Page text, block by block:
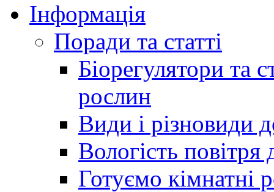
Інформація
Поради та статті
Біорегулятори та
рослин
Види і різновиди
Вологість
Готуємо кімнатні